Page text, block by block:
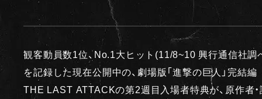
観客動員数1位、No.1大ヒット(11/8~10 興行通信社調
を記録した現在公開中の、劇場版「進撃の巨人」完結編
THE LAST ATTACKの第2週目入場者特典が、原作者